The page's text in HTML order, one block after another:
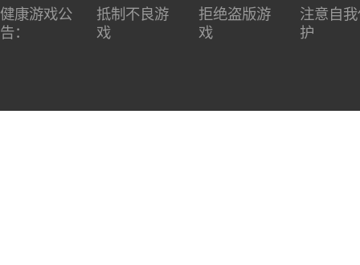
健康游戏公
告：
抵制不良游
戏
拒绝盗版游
戏
注意自
护